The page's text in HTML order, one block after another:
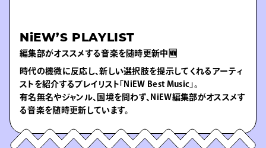
NiEW’S PLAYLIST
編集部がオススメする音楽を随時更新中🆕
時代の機微に反応し、新しい選択肢を提示してくれるアーティ
ストを紹介するプレイリスト「NiEW Best Music」。
有名無名やジャンル、国境を問わず、NiEW編集部がオススメす
る音楽を随時更新しています。